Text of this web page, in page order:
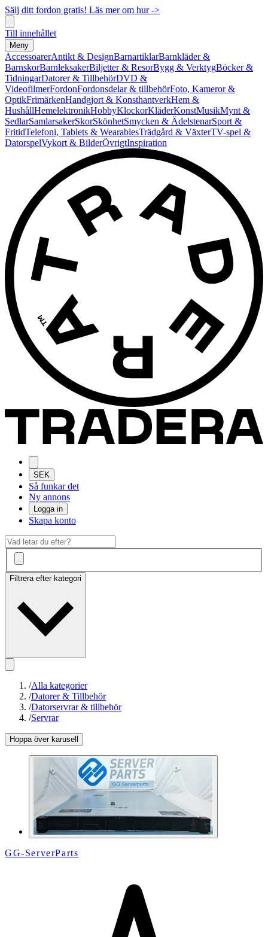
Sälj ditt fordon gratis! Läs mer om hur ->
Till innehållet
Meny
AccessoarerAntikt & DesignBarnartiklarBarnkläder &
BarnskorBarnleksakerBiljetter & ResorBygg & VerktygBöcker &
TidningarDatorer & TillbehörDVD &
VideofilmerFordonFordonsdelar & tillbehörFoto, Kameror &
OptikFrimärkenHandgjort & KonsthantverkHem &
HushållHemelektronikHobbyKlockorKläderKonstMusikMynt &
SedlarSamlarsakerSkorSkönhetSmycken & ÄdelstenarSport &
FritidTelefoni, Tablets & WearablesTrädgård & VäxterTV-spel &
DatorspelVykort & BilderÖvrigtInspiration
SEK
Så funkar det
Ny annons
Logga in
Skapa konto
Filtrera efter kategori
/Alla kategorier
/Datorer & Tillbehör
/Datorservrar & tillbehör
/Servrar
Hoppa över karusell
GG-ServerParts